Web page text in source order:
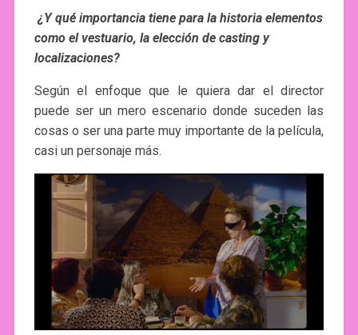
¿Y qué importancia tiene para la historia elementos
como el vestuario, la elección de casting y
localizaciones?
Según el enfoque que le quiera dar el director
puede ser un mero escenario donde suceden las
cosas o ser una parte muy importante de la película,
casi un personaje más.